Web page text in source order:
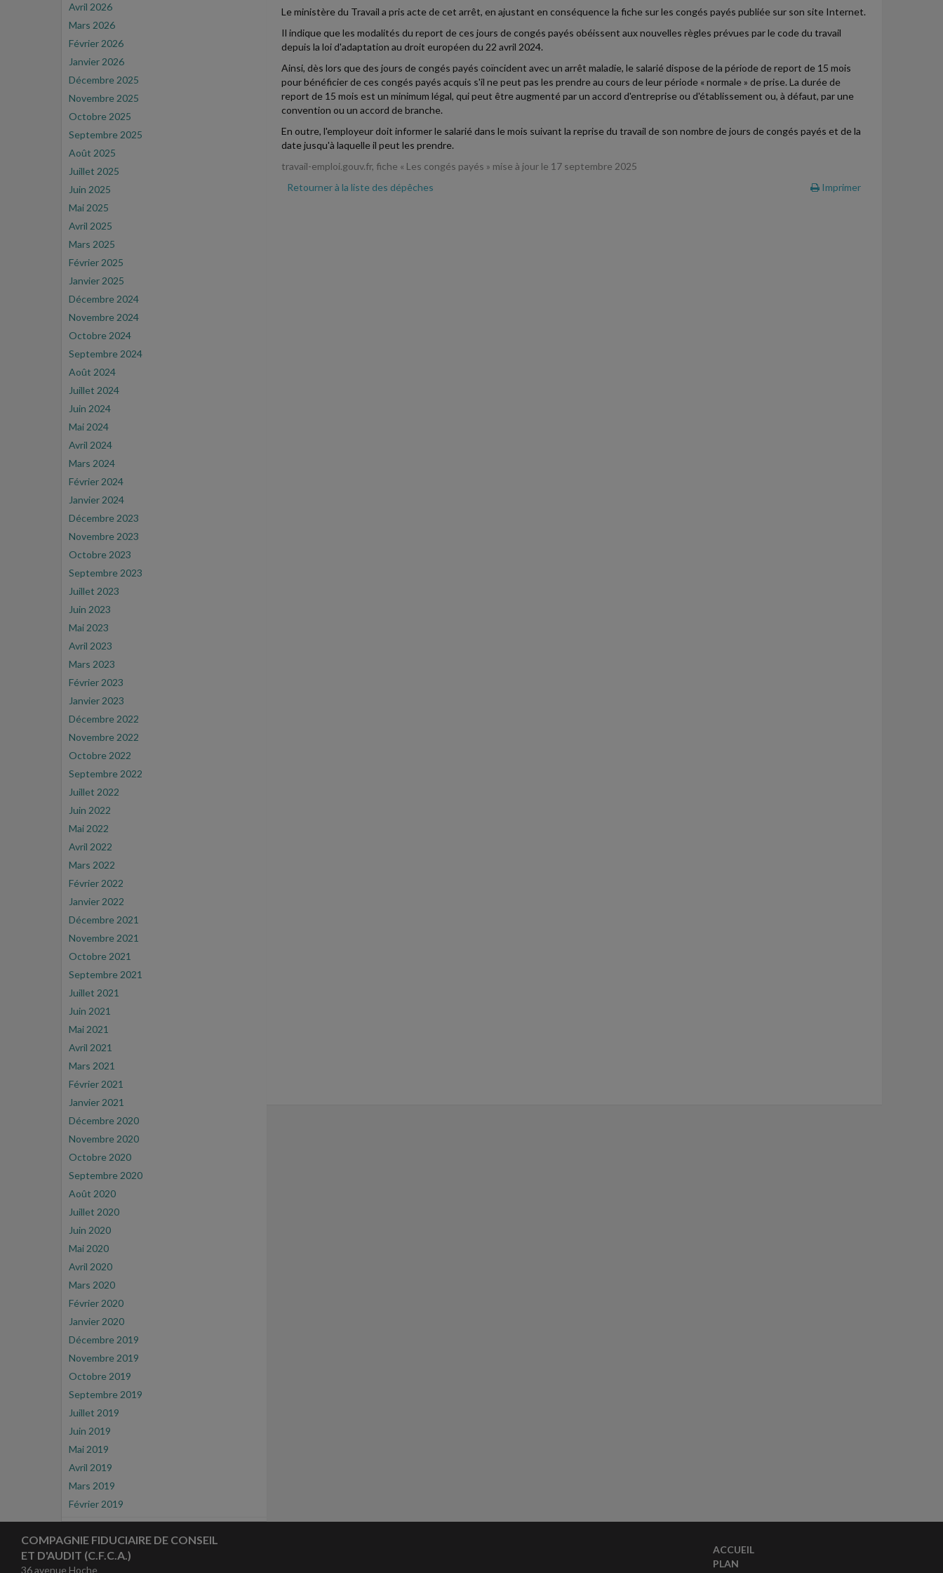
Avril 2026
Mars 2026
Février 2026
Janvier 2026
Décembre 2025
Novembre 2025
Octobre 2025
Septembre 2025
Août 2025
Juillet 2025
Juin 2025
Mai 2025
Avril 2025
Mars 2025
Février 2025
Janvier 2025
Décembre 2024
Novembre 2024
Octobre 2024
Septembre 2024
Août 2024
Juillet 2024
Juin 2024
Mai 2024
Avril 2024
Mars 2024
Février 2024
Janvier 2024
Décembre 2023
Novembre 2023
Octobre 2023
Septembre 2023
Juillet 2023
Juin 2023
Mai 2023
Avril 2023
Mars 2023
Février 2023
Janvier 2023
Décembre 2022
Novembre 2022
Octobre 2022
Septembre 2022
Juillet 2022
Juin 2022
Mai 2022
Avril 2022
Mars 2022
Février 2022
Janvier 2022
Décembre 2021
Novembre 2021
Octobre 2021
Septembre 2021
Juillet 2021
Juin 2021
Mai 2021
Avril 2021
Mars 2021
Février 2021
Janvier 2021
Décembre 2020
Novembre 2020
Octobre 2020
Septembre 2020
Août 2020
Juillet 2020
Juin 2020
Mai 2020
Avril 2020
Mars 2020
Février 2020
Janvier 2020
Décembre 2019
Novembre 2019
Octobre 2019
Septembre 2019
Juillet 2019
Juin 2019
Mai 2019
Avril 2019
Mars 2019
Février 2019
Le ministère du Travail a pris acte de cet arrêt, en ajustant en conséquence la fiche sur les congés payés publiée sur son site Internet.
Il indique que les modalités du report de ces jours de congés payés obéissent aux nouvelles règles prévues par le code du travail
depuis la loi d'adaptation au droit européen du 22 avril 2024.
Ainsi, dès lors que des jours de congés payés coïncident avec un arrêt maladie, le salarié dispose de la période de report de 15 mois
pour bénéficier de ces congés payés acquis s'il ne peut pas les prendre au cours de leur période « normale » de prise. La durée de
report de 15 mois est un minimum légal, qui peut être augmenté par un accord d'entreprise ou d'établissement ou, à défaut, par une
convention ou un accord de branche.
En outre, l'employeur doit informer le salarié dans le mois suivant la reprise du travail de son nombre de jours de congés payés et de la
date jusqu'à laquelle il peut les prendre.
travail-emploi.gouv.fr, fiche « Les congés payés » mise à jour le 17 septembre 2025
Retourner à la liste des dépêches
Imprimer
COMPAGNIE FIDUCIAIRE DE CONSEIL
ET D'AUDIT (C.F.C.A.)
36 avenue Hoche
ACCUEIL
PLAN